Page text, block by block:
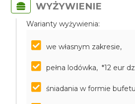
WYŻYWIENIE
Warianty wyżywienia:
we własnym zakresie,
pełna lodówka, *12 eur
śniadania w formie